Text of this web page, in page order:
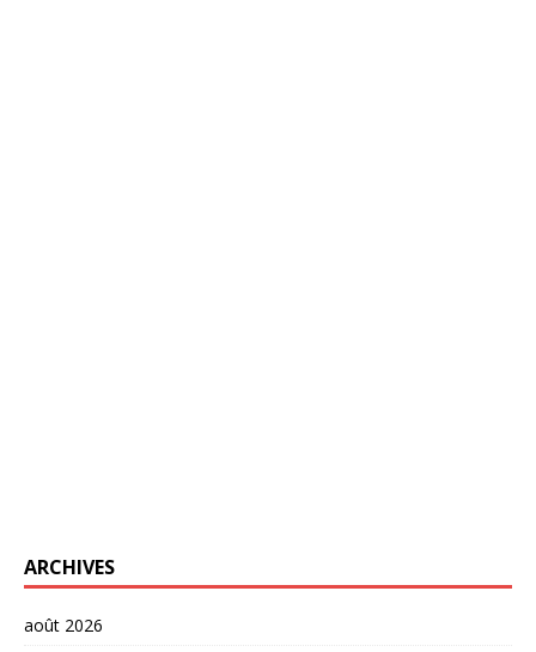
ARCHIVES
août 2026